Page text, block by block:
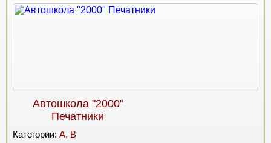
Автошкола "2000"
Печатники
Категории: A, B